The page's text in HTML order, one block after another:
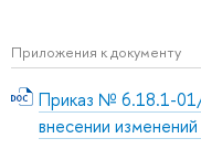
Приложения к документу
Приказ № 6.18.1-
внесении